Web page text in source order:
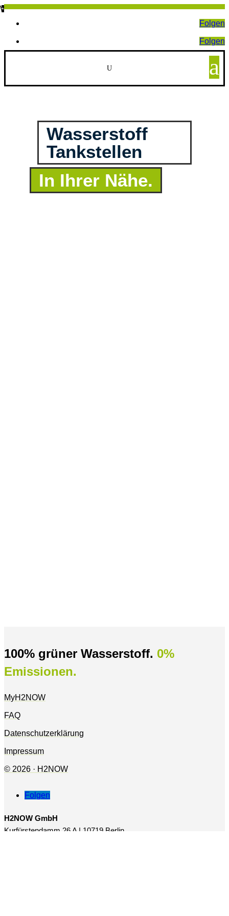
Folgen
Folgen
U a
Wasserstoff
Tankstellen
In Ihrer Nähe.
Wird geladen …
100% grüner Wasserstoff. 0%
Emissionen.
MyH2NOW
FAQ
Datenschutzerklärung
Impressum
© 2026 · H2NOW
Folgen
H2NOW GmbH
Kurfürstendamm 26 A | 10719 Berlin